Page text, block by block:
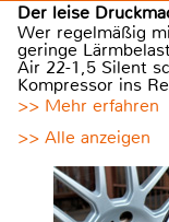
Der leise
Wer regelmäßig
geringe
Air 22-1,5 Silent
Kompressor ins
>> Mehr erfahren
>> Alle anzeigen